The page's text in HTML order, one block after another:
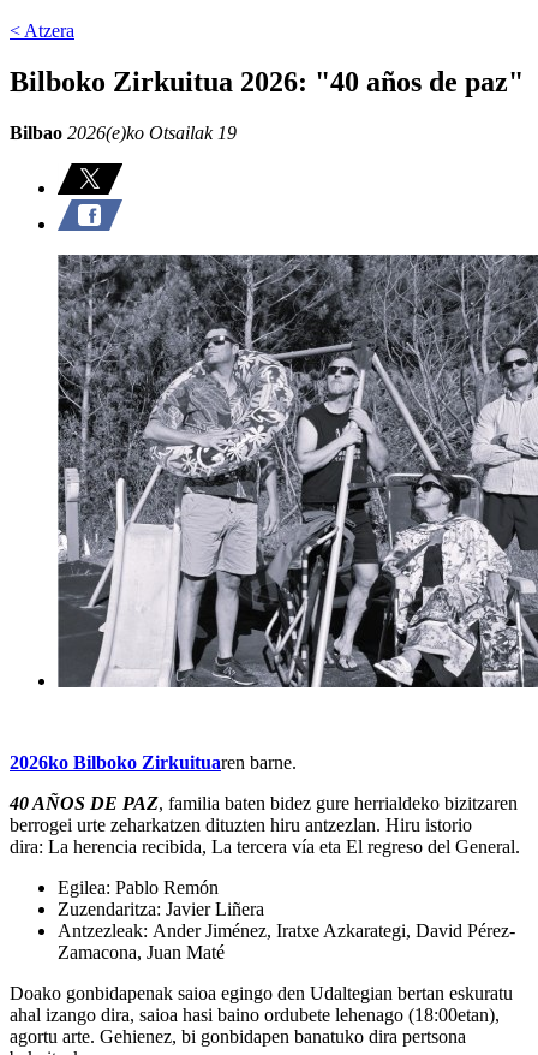
< Atzera
Bilboko Zirkuitua 2026: "40 años de paz"
Bilbao 2026(e)ko Otsailak 19
2026ko Bilboko Zirkuituaren barne.
40 AÑOS DE PAZ, familia baten bidez gure herrialdeko bizitzaren
berrogei urte zeharkatzen dituzten hiru antzezlan. Hiru istorio
dira: La herencia recibida, La tercera vía eta El regreso del General.
Egilea: Pablo Remón
Zuzendaritza: Javier Liñera
Antzezleak: Ander Jiménez, Iratxe Azkarategi, David Pérez-
Zamacona, Juan Maté
Doako gonbidapenak saioa egingo den Udaltegian bertan eskuratu
ahal izango dira, saioa hasi baino ordubete lehenago (18:00etan),
agortu arte. Gehienez, bi gonbidapen banatuko dira pertsona